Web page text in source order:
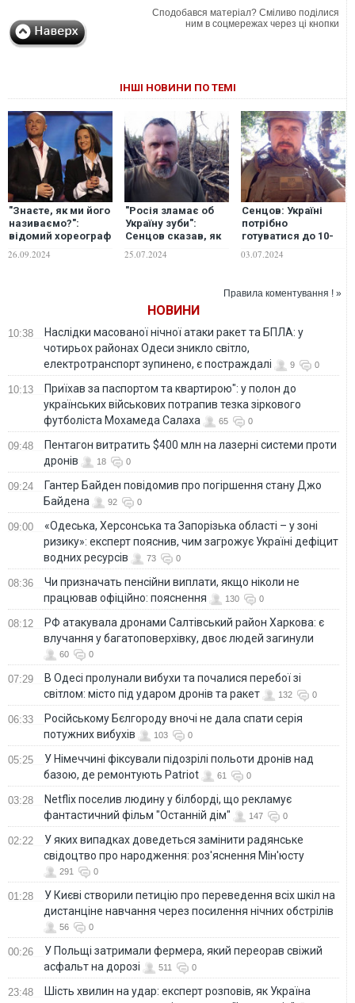
Сподобався матеріал? Сміливо поділися
ним в соцмережах через ці кнопки
ІНШІ НОВИНИ ПО ТЕМІ
"Знаєте, як ми його
називаємо?":
відомий хореограф
прізвисько Влада
26.09.2024
"Росія зламає об
Україну зуби":
Сенцов сказав, як
війна
25.07.2024
Сенцов: Україні
потрібно
готуватися до 10-
03.07.2024
Правила коментування ! »
НОВИНИ
10:38
Наслідки масованої нічної атаки ракет та БПЛА: у
чотирьох районах Одеси зникло світло,
електротранспорт зупинено, є постраждалі
9 0
10:13
Приїхав за паспортом та квартирою": у полон до
українських військових потрапив тезка зіркового
футболіста Мохамеда Салаха
65 0
09:48
Пентагон витратить $400 млн на лазерні системи проти
дронів
18 0
09:24
Гантер Байден повідомив про погіршення стану Джо
Байдена
92 0
09:00
«Одеська, Херсонська та Запорізька області – у зоні
ризику»: експерт пояснив, чим загрожує Україні дефіцит
водних ресурсів
73 0
08:36
Чи призначать пенсійни виплати, якщо ніколи не
працював офіційно: пояснення
130 0
08:12
РФ атакувала дронами Салтівський район Харкова: є
влучання у багатоповерхівку, двоє людей загинули
60 0
07:29
В Одесі пролунали вибухи та почалися перебої зі
світлом: місто під ударом дронів та ракет
132 0
06:33
Російському Бєлгороду вночі не дала спати серія
потужних вибухів
103 0
05:25
У Німеччині фіксували підозрілі польоти дронів над
базою, де ремонтують Patriot
61 0
03:28
Netflix поселив людину у білборді, що рекламує
фантастичний фільм "Останній дім"
147 0
02:22
У яких випадках доведеться замінити радянське
свідоцтво про народження: роз'яснення Мін'юсту
291 0
01:28
У Києві створили петицію про переведення всіх шкіл на
дистанціне навчання через посилення нічних обстрілів
56 0
00:26
У Польщі затримали фермера, який переорав свіжий
асфальт на дорозі
511 0
23:48
Шість хвилин на удар: експерт розповів, як Україна